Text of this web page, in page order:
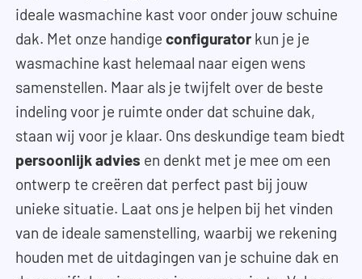
ideale wasmachine kast voor onder jouw schuine
dak. Met onze handigeconfigurator kun je je
wasmachine kast helemaal naar eigen wens
samenstellen. Maar als je twijfelt over de beste
indeling voor je ruimte onder dat schuine dak,
staan wij voor je klaar. Ons deskundige team biedt
persoonlijk advies en denkt met je mee om een
ontwerp te creëren dat perfect past bij jouw
unieke situatie. Laat ons je helpen bij het vinden
van de ideale samenstelling, waarbij we rekening
houden met de uitdagingen van je schuine dak en